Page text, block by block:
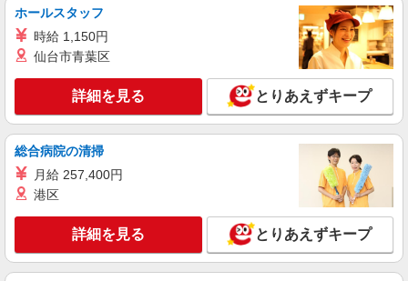
キープ 詳細を見る
派遣社員
パーソルテンプスタッフ株式会社 名古屋コーディネートセンタ
ー/26-0582914
時間相談◎［有名美容メーカー］コツコツ多め
愛知県名古屋市中村区／最寄駅：本陣駅、中村
日赤駅 ●バス停「豊臣小学校」すぐ
キープ 詳細を見る
ホールスタッフ
時給 1,150円
仙台市青葉区
詳細を見る とりあえずキープ
総合病院の清掃
月給 257,400円
港区
詳細を見る とりあえずキープ